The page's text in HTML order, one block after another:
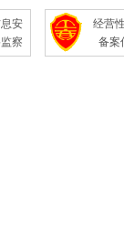
安
察
经营
备案